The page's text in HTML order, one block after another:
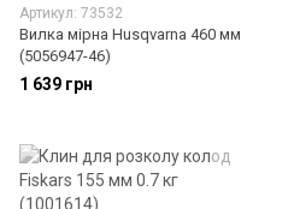
Артикул: 73532
Вилка мірна Husqvarna 460 мм
(5056947-46)
1 639 грн